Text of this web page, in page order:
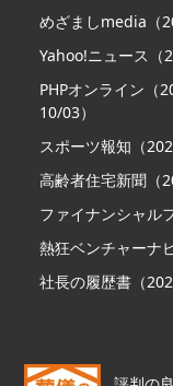
めざましmedia（
Yahoo!ニュース（
PHPオンライン（
10/03）
スポーツ報知（
高齢者住宅新聞（
ファイナンシャル
熱狂ベンチャーナ
社長の履歴書（